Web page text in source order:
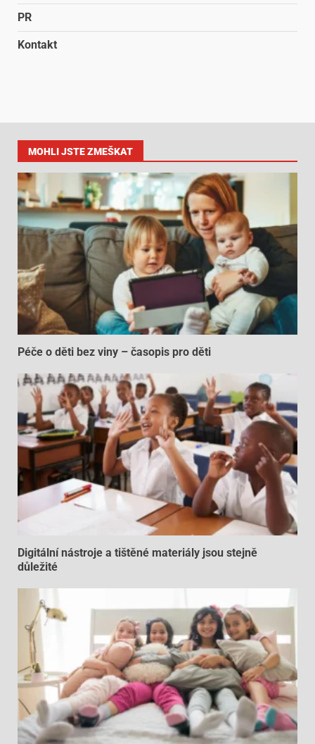
PR
Kontakt
MOHLI JSTE ZMEŠKAT
Péče o děti bez viny – časopis pro děti
Digitální nástroje a tištěné materiály jsou stejně
důležité